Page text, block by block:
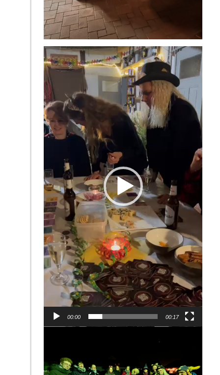
Video-
Player
00:00 00:17